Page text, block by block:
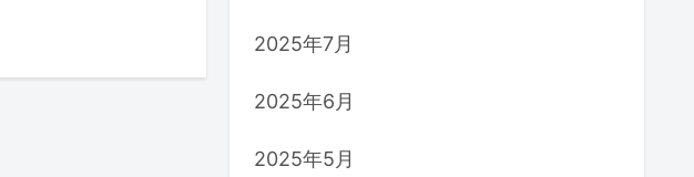
2025年7月
2025年6月
2025年5月